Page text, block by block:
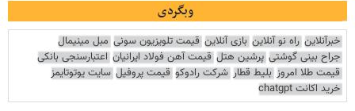
وبگردی
خبرآنلاین راه نو آنلاین بازی آنلاین قیمت تلویزیون سونی مبل مینیمال
جراح بینی گوشتی پرشین هتل قیمت آهن فولاد ایرانیان اعتبارسنجی بانکی
قیمت طلا امروز بلیط قطار شرکت رادوکو قیمت پروفیل سایت یوتوتایمز
خرید اکانت chatgpt